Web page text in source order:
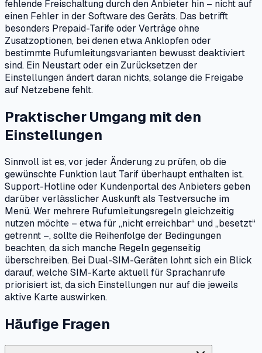
fehlende Freischaltung durch den Anbieter hin – nicht auf
einen Fehler in der Software des Geräts. Das betrifft
besonders Prepaid-Tarife oder Verträge ohne
Zusatzoptionen, bei denen etwa Anklopfen oder
bestimmte Rufumleitungsvarianten bewusst deaktiviert
sind. Ein Neustart oder ein Zurücksetzen der
Einstellungen ändert daran nichts, solange die Freigabe
auf Netzebene fehlt.
Praktischer Umgang mit den
Einstellungen
Sinnvoll ist es, vor jeder Änderung zu prüfen, ob die
gewünschte Funktion laut Tarif überhaupt enthalten ist.
Support-Hotline oder Kundenportal des Anbieters geben
darüber verlässlicher Auskunft als Testversuche im
Menü. Wer mehrere Rufumleitungsregeln gleichzeitig
nutzen möchte – etwa für „nicht erreichbar“ und „besetzt“
getrennt –, sollte die Reihenfolge der Bedingungen
beachten, da sich manche Regeln gegenseitig
überschreiben. Bei Dual-SIM-Geräten lohnt sich ein Blick
darauf, welche SIM-Karte aktuell für Sprachanrufe
priorisiert ist, da sich Einstellungen nur auf die jeweils
aktive Karte auswirken.
Häufige Fragen